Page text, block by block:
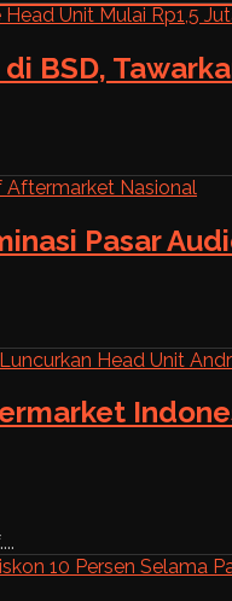
BSD,
Pasar